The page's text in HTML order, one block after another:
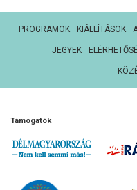
PROGRAMOK KIÁLLÍTÁSOK
JEGYEK
Támogatók